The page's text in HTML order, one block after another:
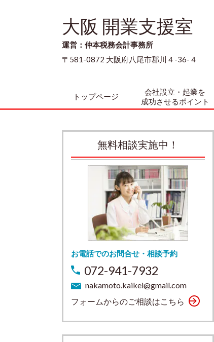
大阪 開業支援室
運営：仲本税務会計事務所
〒581-0872 大阪府八尾市郡川４-36-４
トップページ
会社設立・起業を
成功させるポイント
無料相談実施中！
お電話でのお問合せ・相談予約
072-941-7932
nakamoto.kaikei@gmail.com
フォームからのご相談はこちら